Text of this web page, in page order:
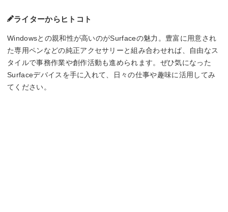
ライターからヒトコト
Windowsとの親和性が高いのがSurfaceの魅力。豊富に用意され
た専用ペンなどの純正アクセサリーと組み合わせれば、自由なス
タイルで事務作業や創作活動も進められます。ぜひ気になった
Surfaceデバイスを手に入れて、日々の仕事や趣味に活用してみ
てください。